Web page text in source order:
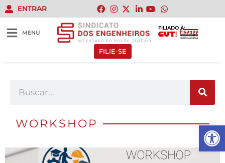
Abrir
ENTRAR
MENU
FILIADO À:
FILIE-SE
WORKSHOP